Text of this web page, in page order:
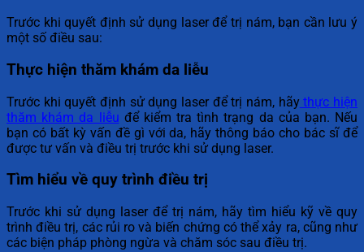
Trước khi quyết định sử dụng laser để trị nám, bạn cần lưu ý
một số điều sau:
Thực hiện thăm khám da liễu
Trước khi quyết định sử dụng laser để trị nám, hãythực hiện
thăm khám da liễu để kiểm tra tình trạng da của bạn. Nếu
bạn có bất kỳ vấn đề gì với da, hãy thông báo cho bác sĩ để
được tư vấn và điều trị trước khi sử dụng laser.
Tìm hiểu về quy trình điều trị
Trước khi sử dụng laser để trị nám, hãy tìm hiểu kỹ về quy
trình điều trị, các rủi ro và biến chứng có thể xảy ra, cũng như
các biện pháp phòng ngừa và chăm sóc sau điều trị.